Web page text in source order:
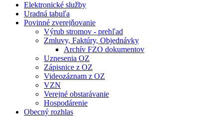
Elektronické služby
Uradná tabuľa
Povinné zverejňovanie
Výrub stromov - prehľad
Zmluvy, Faktúry, Objednávky
Archív FZO dokumentov
Uznesenia OZ
Zápisnice z OZ
Videozáznam z OZ
VZN
Verejné obstarávanie
Hospodárenie
Obecný rozhlas